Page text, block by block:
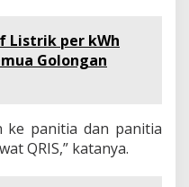
Listrik per kWh
Golongan
ke panitia dan panitia
QRIS,” katanya.